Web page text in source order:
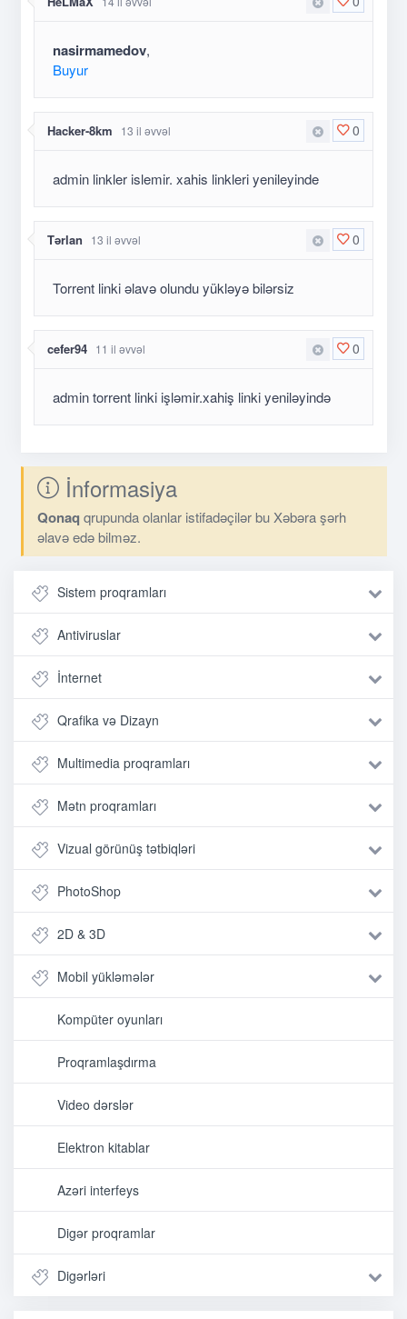
nasirmamedov,
Buyur
0
Hacker-8km 13 il əvvəl
admin linkler islemir. xahis linkleri yenileyinde
0
Tərlan 13 il əvvəl
Torrent linki əlavə olundu yükləyə bilərsiz
0
cefer94 11 il əvvəl
admin torrent linki işləmir.xahiş linki yeniləyində
İnformasiya
Qonaq qrupunda olanlar istifadəçilər bu Xəbəra şərh
əlavə edə bilməz.
Sistem proqramları
Antiviruslar
İnternet
Qrafika və Dizayn
Multimedia proqramları
Mətn proqramları
Vizual görünüş tətbiqləri
PhotoShop
2D & 3D
Mobil yükləmələr
Kompüter oyunları
Proqramlaşdırma
Video dərslər
Elektron kitablar
Azəri interfeys
Digər proqramlar
Digərləri